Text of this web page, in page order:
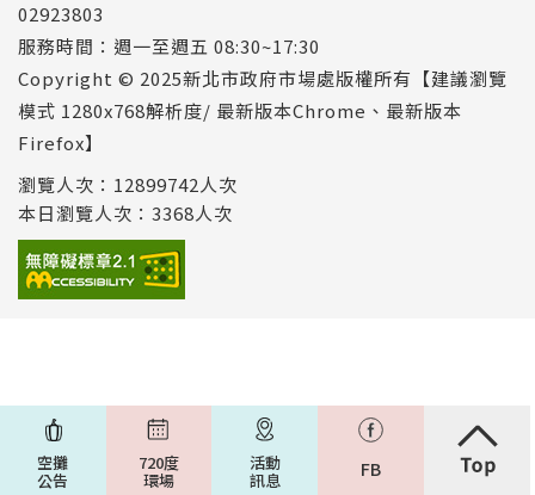
02923803
服務時間：週一至週五 08:30~17:30
Copyright © 2025新北市政府市場處版權所有【建議瀏覽
模式 1280x768解析度/ 最新版本Chrome、最新版本
Firefox】
瀏覽人次：12899742人次
本日瀏覽人次：3368人次
空攤
公告
720度
環場
活動
訊息 FB